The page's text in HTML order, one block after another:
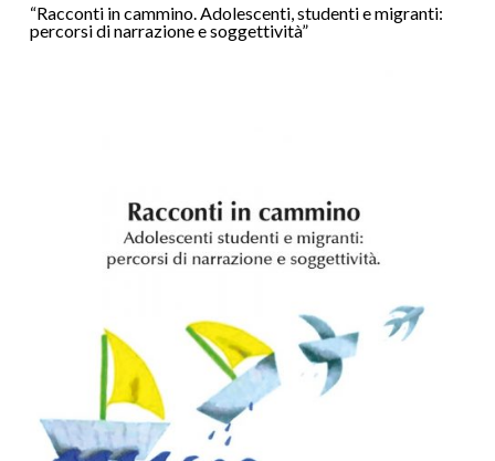
“Racconti in cammino. Adolescenti, studenti e migranti:
percorsi di narrazione e soggettività”